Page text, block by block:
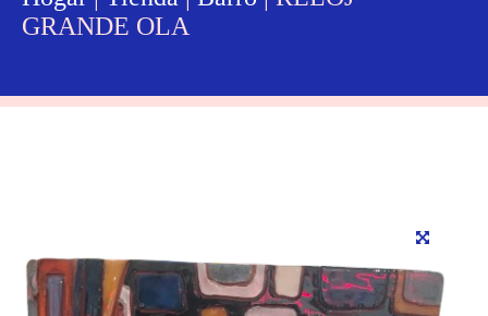
GRANDE OLA